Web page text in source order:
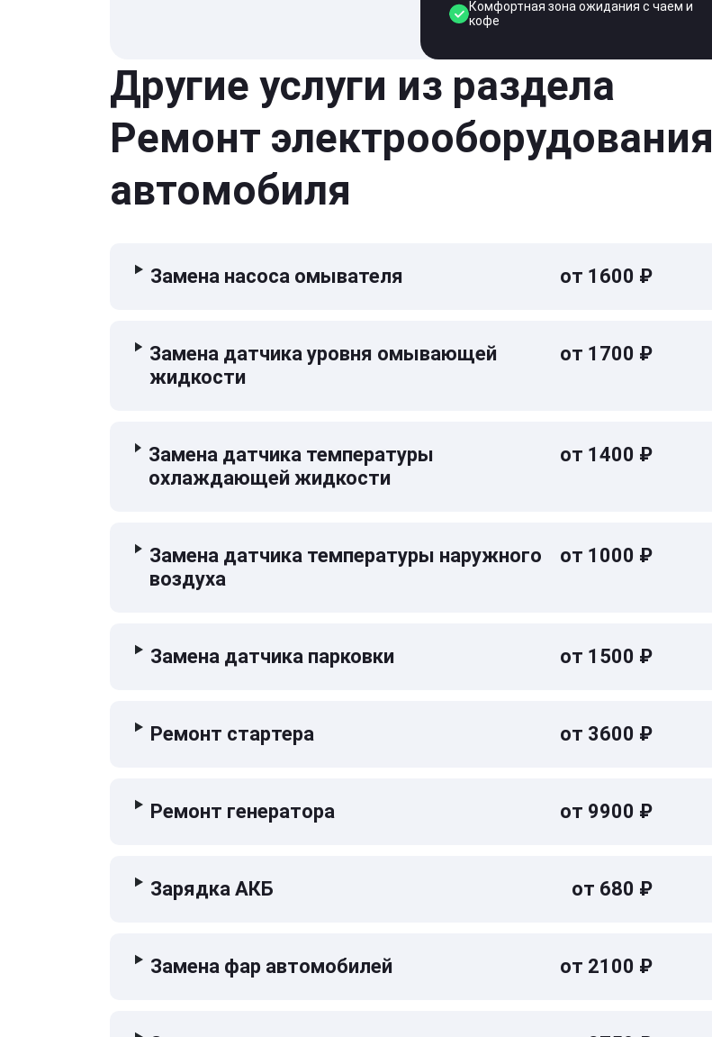
Комфортная зона ожидания с чаем и
кофе
Другие услуги из раздела
Ремонт электрооборудования
автомобиля
Замена насоса омывателя от 1600 ₽
Замена датчика уровня омывающей
жидкости
от 1700 ₽
Замена датчика температуры
охлаждающей жидкости
от 1400 ₽
Замена датчика температуры наружного
воздуха
от 1000 ₽
Замена датчика парковки от 1500 ₽
Ремонт стартера от 3600 ₽
Ремонт генератора от 9900 ₽
Зарядка АКБ от 680 ₽
Замена фар автомобилей от 2100 ₽